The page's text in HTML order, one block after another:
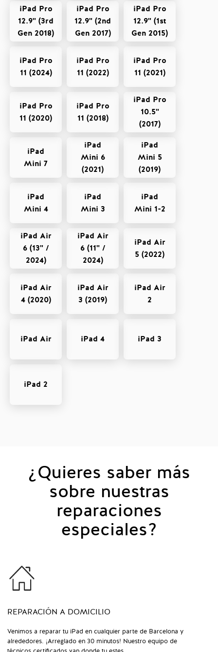
iPad Pro
12.9" (3rd
Gen 2018)
iPad Pro
12.9" (2nd
Gen 2017)
iPad Pro
12.9" (1st
Gen 2015)
iPad Pro
11 (2024)
iPad Pro
11 (2022)
iPad Pro
11 (2021)
iPad Pro
11 (2020)
iPad Pro
11 (2018)
iPad Pro
10.5"
(2017)
iPad
Mini 7
iPad
Mini 6
(2021)
iPad
Mini 5
(2019)
iPad
Mini 4
iPad
Mini 3
iPad
Mini 1-2
iPad Air
6 (13" /
2024)
iPad Air
6 (11" /
2024)
iPad Air
5 (2022)
iPad Air
4 (2020)
iPad Air
3 (2019)
iPad Air
2
iPad Air iPad 4 iPad 3
iPad 2
¿Quieres saber más
sobre nuestras
reparaciones
especiales?
REPARACIÓN A DOMICILIO
Venimos a reparar tu iPad en cualquier parte de Barcelona y
alrededores. ¡Arreglado en 30 minutos! Nuestro equipo de